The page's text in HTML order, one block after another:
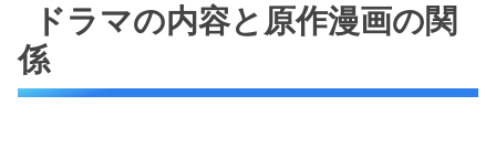
ドラマの内容と原作漫画の関
係